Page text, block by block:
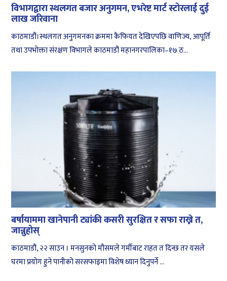
विभागद्वारा स्थलगत बजार अनुगमन, एभरेष्ट मार्ट स्टोरलाई दुई
लाख जरिवाना
काठमाडौं।स्थलगत अनुगमनका क्रममा कैफियत देखिएपछि वाणिज्य, आपूर्ति
तथा उपभोक्ता संरक्षण विभागले काठमाडौं महानगरपालिका–१७ ठ...
बर्षायाममा खानेपानी ट्यांकी कसरी सुरक्षित र सफा राख्ने त,
जान्नुहोस्
काठमाडौं, २२ साउन । मनसुनको मौसमले गर्मीबाट राहत त दिन्छ तर यसले
घरमा प्रयोग हुने पानीको सरसफाइमा विशेष ध्यान दिनुपर्ने ...